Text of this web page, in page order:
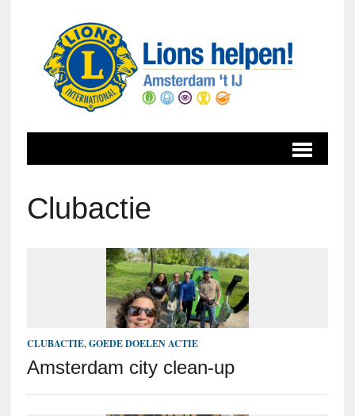
Clubactie
CLUBACTIE, GOEDE DOELEN ACTIE
Amsterdam city clean-up